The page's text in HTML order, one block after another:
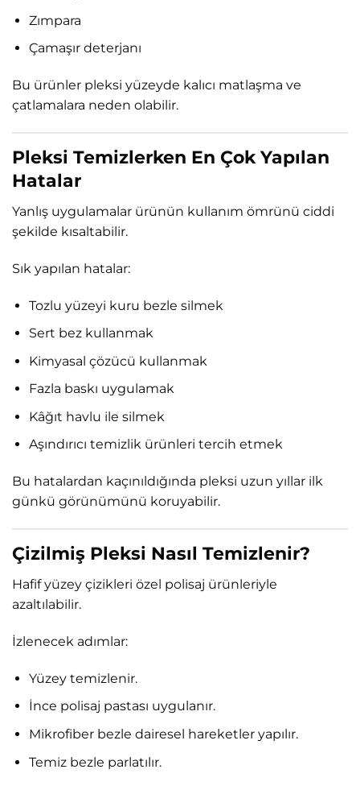
Zımpara
Çamaşır deterjanı
Bu ürünler pleksi yüzeyde kalıcı matlaşma ve
çatlamalara neden olabilir.
Pleksi Temizlerken En Çok Yapılan
Hatalar
Yanlış uygulamalar ürünün kullanım ömrünü ciddi
şekilde kısaltabilir.
Sık yapılan hatalar:
Tozlu yüzeyi kuru bezle silmek
Sert bez kullanmak
Kimyasal çözücü kullanmak
Fazla baskı uygulamak
Kâğıt havlu ile silmek
Aşındırıcı temizlik ürünleri tercih etmek
Bu hatalardan kaçınıldığında pleksi uzun yıllar ilk
günkü görünümünü koruyabilir.
Çizilmiş Pleksi Nasıl Temizlenir?
Hafif yüzey çizikleri özel polisaj ürünleriyle
azaltılabilir.
İzlenecek adımlar:
Yüzey temizlenir.
İnce polisaj pastası uygulanır.
Mikrofiber bezle dairesel hareketler yapılır.
Temiz bezle parlatılır.